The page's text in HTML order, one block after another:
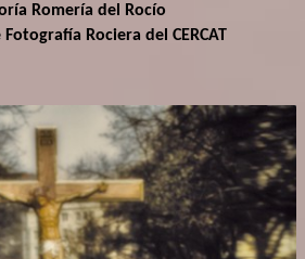
Romería del Rocío
Rociera del CERCAT